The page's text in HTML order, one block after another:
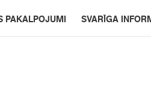
PAKALPOJUMI SVARĪGA